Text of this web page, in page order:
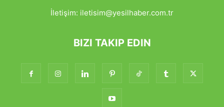
İletişim: iletisim@yesilhaber.com.tr
BIZI TAKIP EDIN